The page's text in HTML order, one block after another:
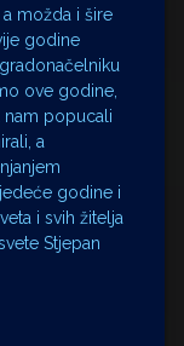
a možda i šire
godine
ove godine,
nam popucali
a
godine i
i svih žitelja
Stjepan